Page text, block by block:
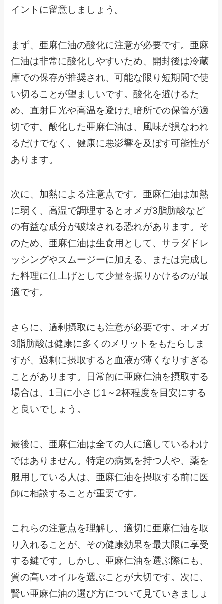
イントに留意しましょう。
まず、亜麻仁油の酸化に注意が必要です。亜麻
仁油は非常に酸化しやすいため、開封後は冷蔵
庫での保存が推奨され、可能な限り短期間で使
い切ることが望ましいです。酸化を避けるた
め、直射日光や高温を避けた暗所での保管が適
切です。酸化した亜麻仁油は、風味が損なわれ
るだけでなく、健康に悪影響を及ぼす可能性が
あります。
次に、加熱による注意点です。亜麻仁油は加熱
に弱く、高温で調理するとオメガ3脂肪酸など
の有益な成分が破壊される恐れがあります。そ
のため、亜麻仁油は生食用として、サラダドレ
ッシングやスムージーに加える、または完成し
た料理に仕上げとして少量を振りかけるのが最
適です。
さらに、過剰摂取にも注意が必要です。オメガ
3脂肪酸は健康に多くのメリットをもたらしま
すが、過剰に摂取すると血液が薄くなりすぎる
ことがあります。日常的に亜麻仁油を摂取する
場合は、1日に小さじ1～2杯程度を目安にする
と良いでしょう。
最後に、亜麻仁油は全ての人に適しているわけ
ではありません。特定の病気を持つ人や、薬を
服用している人は、亜麻仁油を摂取する前に医
師に相談することが重要です。
これらの注意点を理解し、適切に亜麻仁油を取
り入れることが、その健康効果を最大限に享受
する鍵です。しかし、亜麻仁油を選ぶ際にも、
質の高いオイルを選ぶことが大切です。次に、
賢い亜麻仁油の選び方について見ていきましょ